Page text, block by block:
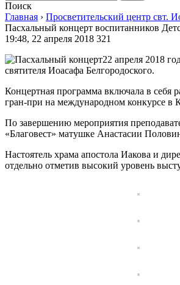
Поиск
Главная › Просветительский центр свт.
Пасхальный концерт воспитанников
19:48, 22 апреля 2018 321
22 апреля 2018
святителя Иоасафа Белгородоского.
Концертная программа включала в себя
гран-при на международном конкурсе в
По завершению мероприятия
«Благовест» матушке Анастасии
Настоятель храма апостола Иакова и
отдельно отметив высокий уровень